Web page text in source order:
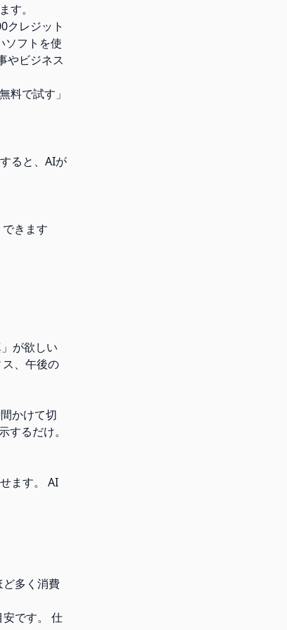
す。
レジット
フトを使
やビジネス
料で試す」
ると、AIが
きます
が欲しい
、午後の
かけて切
るだけ。
ます。 AI
多く消費
です。 仕